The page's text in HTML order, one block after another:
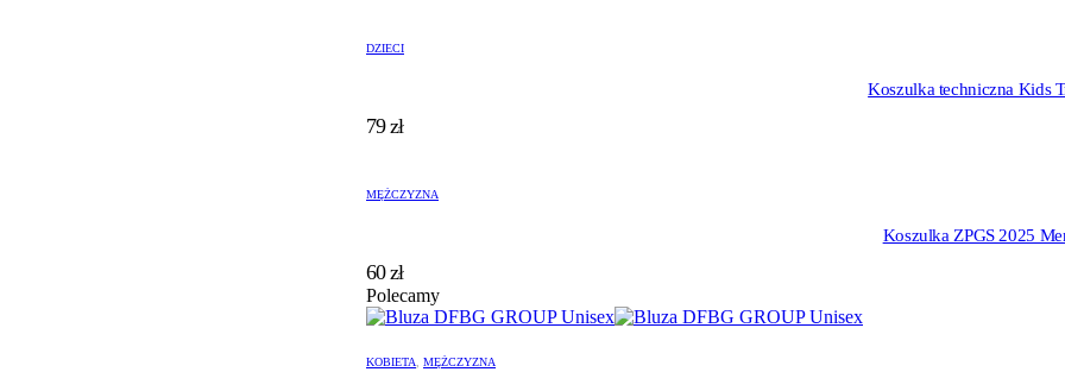
DZIECI
Koszulka techniczna Kids
79zł
MĘŻCZYZNA
Koszulka ZPGS 2025
60zł
Polecamy
KOBIETA MĘŻCZYZNA